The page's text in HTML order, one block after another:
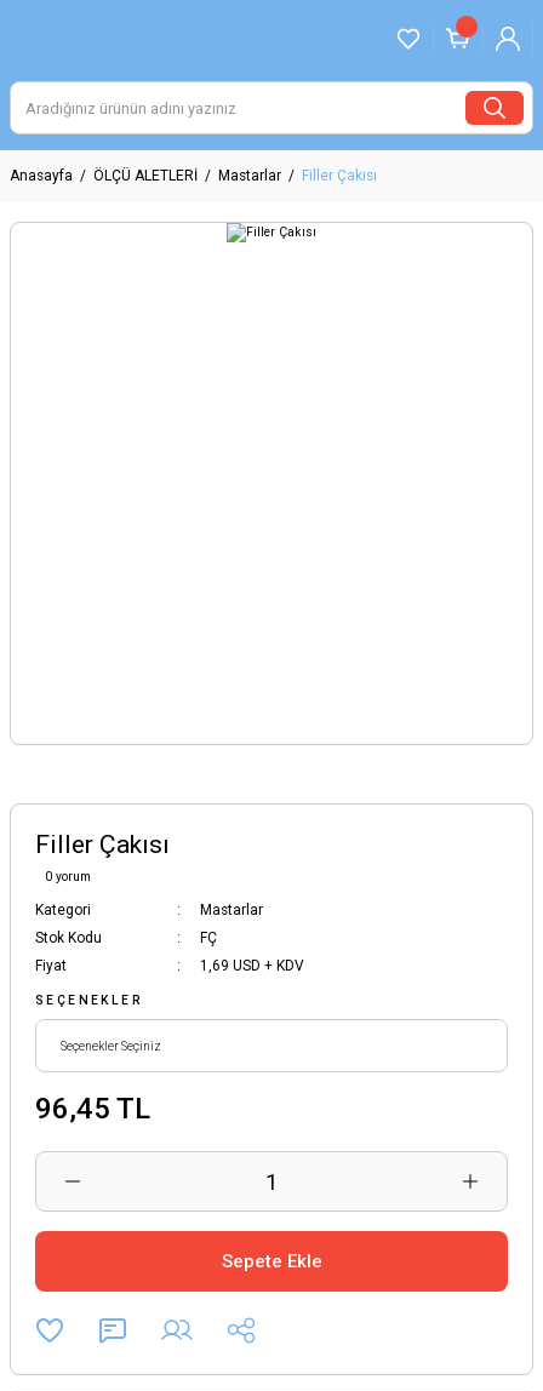
Anasayfa ÖLÇÜ ALETLERİ Mastarlar Filler Çakısı
Filler Çakısı
0 yorum
Kategori
Mastarlar
Stok Kodu
FÇ
Fiyat
1,69 USD + KDV
SEÇENEKLER
96,45 TL
Sepete Ekle